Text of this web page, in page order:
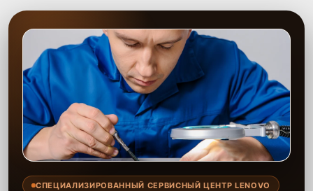
СПЕЦИАЛИЗИРОВАННЫЙ СЕРВИСНЫЙ ЦЕНТР LENOVO